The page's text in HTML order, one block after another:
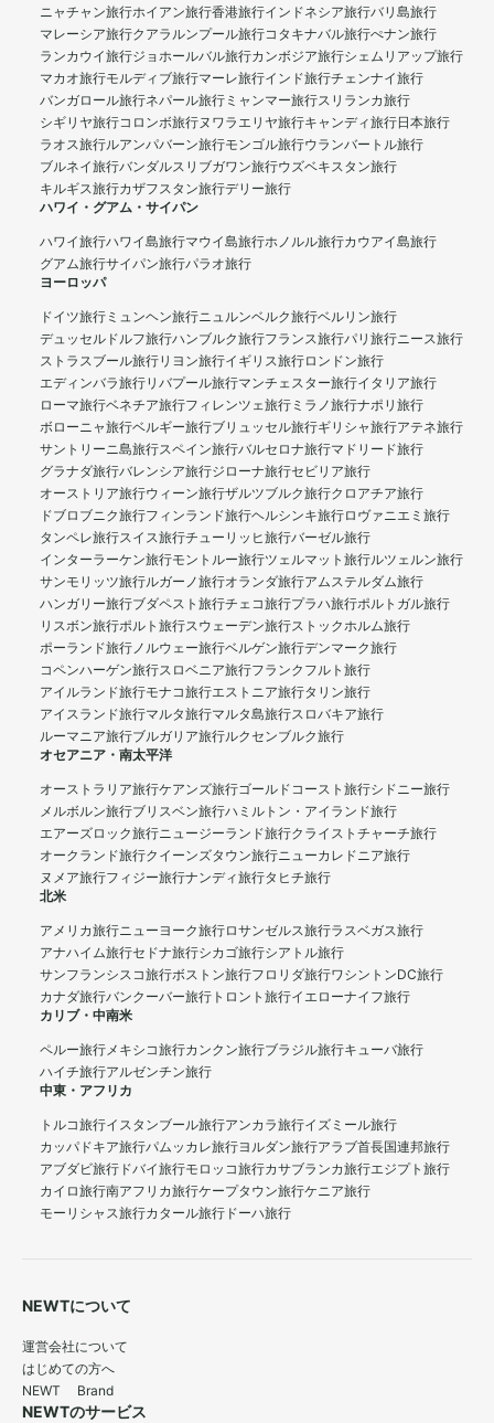
ニャチャン旅行ホイアン旅行香港旅行インドネシア旅行バリ島旅行
マレーシア旅行クアラルンプール旅行コタキナバル旅行ぺナン旅行
ランカウイ旅行ジョホールバル旅行カンボジア旅行シェムリアップ旅行
マカオ旅行モルディブ旅行マーレ旅行インド旅行チェンナイ旅行
バンガロール旅行ネパール旅行 ミャンマー旅行スリランカ旅行
シギリヤ旅行コロンボ旅行ヌワラエリヤ旅行キャンディ旅行日本旅行
ラオス旅行ルアンパバーン旅行モンゴル旅行ウランバートル旅行
ブルネイ旅行バンダルスリブガワン旅行ウズベキスタン旅行
キルギス旅行カザフスタン旅行デリー旅行
ハワイ・グアム・サイパン
ハワイ旅行ハワイ島旅行マウイ島旅行ホノルル旅行カウアイ島旅行
グアム旅行サイパン旅行パラオ旅行
ヨーロッパ
ドイツ旅行 ミュンヘン旅行ニュルンベルク旅行ベルリン旅行
デュッセルドルフ旅行ハンブルク旅行フランス旅行パリ旅行ニース旅行
ストラスブール旅行リヨン旅行イギリス旅行ロンドン旅行
エディンバラ旅行リバプール旅行マンチェスター旅行イタリア旅行
ローマ旅行ベネチア旅行フィレンツェ旅行 ミラノ旅行ナポリ旅行
ボローニャ旅行ベルギー旅行ブリュッセル旅行ギリシャ旅行アテネ旅行
サントリーニ島旅行スペイン旅行バルセロナ旅行マドリード旅行
グラナダ旅行バレンシア旅行ジローナ旅行セビリア旅行
オーストリア旅行ウィーン旅行ザルツブルク旅行クロアチア旅行
ドブロブニク旅行フィンランド旅行ヘルシンキ旅行ロヴァニエミ旅行
タンペレ旅行スイス旅行チューリッヒ旅行バーゼル旅行
インターラーケン旅行モントルー旅行ツェルマット旅行ルツェルン旅行
サンモリッツ旅行ルガーノ旅行オランダ旅行アムステルダム旅行
ハンガリー旅行ブダペスト旅行チェコ旅行プラハ旅行ポルトガル旅行
リスボン旅行ポルト旅行スウェーデン旅行ストックホルム旅行
ポーランド旅行ノルウェー旅行ベルゲン旅行デンマーク旅行
コペンハーゲン旅行スロベニア旅行フランクフルト旅行
アイルランド旅行モナコ旅行エストニア旅行タリン旅行
アイスランド旅行マルタ旅行マルタ島旅行スロバキア旅行
ルーマニア旅行ブルガリア旅行ルクセンブルク旅行
オセアニア・南太平洋
オーストラリア旅行ケアンズ旅行ゴールドコースト旅行シドニー旅行
メルボルン旅行ブリスベン旅行ハミルトン・アイランド旅行
エアーズロック旅行ニュージーランド旅行クライストチャーチ旅行
オークランド旅行クイーンズタウン旅行ニューカレドニア旅行
ヌメア旅行フィジー旅行ナンディ旅行タヒチ旅行
北米
アメリカ旅行ニューヨーク旅行ロサンゼルス旅行ラスベガス旅行
アナハイム旅行セドナ旅行シカゴ旅行シアトル旅行
サンフランシスコ旅行ボストン旅行フロリダ旅行ワシントンDC旅行
カナダ旅行バンクーバー旅行 トロント旅行イエローナイフ旅行
カリブ・中南米
ペルー旅行メキシコ旅行カンクン旅行ブラジル旅行キューバ旅行
ハイチ旅行アルゼンチン旅行
中東・アフリカ
トルコ旅行イスタンブール旅行アンカラ旅行イズミール旅行
カッパドキア旅行パムッカレ旅行ヨルダン旅行アラブ首長国連邦旅行
アブダビ旅行 ドバイ旅行モロッコ旅行カサブランカ旅行エジプト旅行
カイロ旅行南アフリカ旅行ケープタウン旅行ケニア旅行
モーリシャス旅行カタール旅行 ドーハ旅行
NEWTについて
運営会社について
はじめての方へ
NEWT Brand
NEWTのサービス